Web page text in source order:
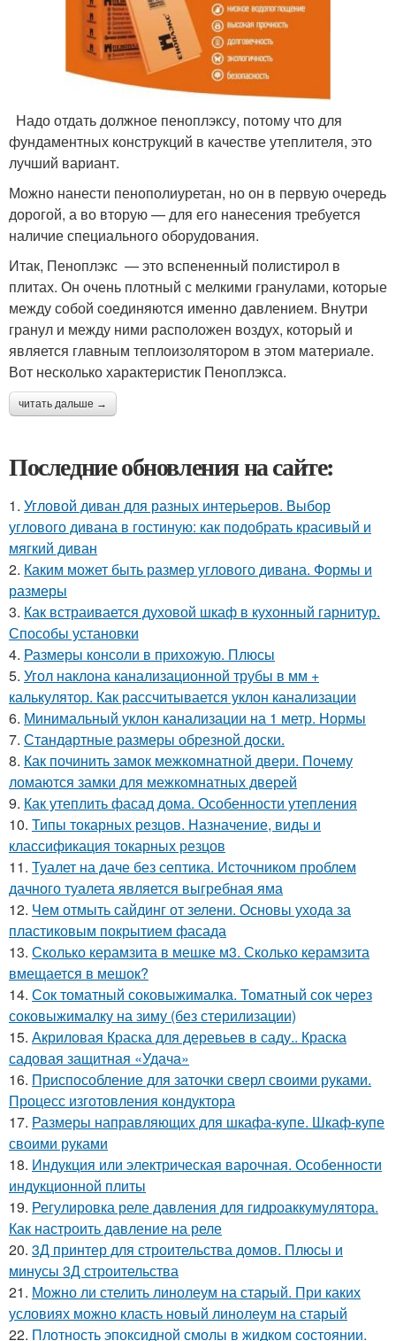
Надо отдать должное пеноплэксу, потому что для
фундаментных конструкций в качестве утеплителя, это
лучший вариант.
Можно нанести пенополиуретан, но он в первую очередь
дорогой, а во вторую — для его нанесения требуется
наличие специального оборудования.
Итак, Пеноплэкс — это вспененный полистирол в
плитах. Он очень плотный с мелкими гранулами, которые
между собой соединяются именно давлением. Внутри
гранул и между ними расположен воздух, который и
является главным теплоизолятором в этом материале.
Вот несколько характеристик Пеноплэкса.
читать дальше →
Последние обновления на сайте:
1. Угловой диван для разных интерьеров. Выбор
углового дивана в гостиную: как подобрать красивый и
мягкий диван
2. Каким может быть размер углового дивана. Формы и
размеры
3. Как встраивается духовой шкаф в кухонный гарнитур.
Способы установки
4. Размеры консоли в прихожую. Плюсы
5. Угол наклона канализационной трубы в мм +
калькулятор. Как рассчитывается уклон канализации
6. Минимальный уклон канализации на 1 метр. Нормы
7. Стандартные размеры обрезной доски.
8. Как починить замок межкомнатной двери. Почему
ломаются замки для межкомнатных дверей
9. Как утеплить фасад дома. Особенности утепления
10. Типы токарных резцов. Назначение, виды и
классификация токарных резцов
11. Туалет на даче без септика. Источником проблем
дачного туалета является выгребная яма
12. Чем отмыть сайдинг от зелени. Основы ухода за
пластиковым покрытием фасада
13. Сколько керамзита в мешке м3. Сколько керамзита
вмещается в мешок?
14. Сок томатный соковыжималка. Томатный сок через
соковыжималку на зиму (без стерилизации)
15. Акриловая Краска для деревьев в саду.. Краска
садовая защитная «Удача»
16. Приспособление для заточки сверл своими руками.
Процесс изготовления кондуктора
17. Размеры направляющих для шкафа-купе. Шкаф-купе
своими руками
18. Индукция или электрическая варочная. Особенности
индукционной плиты
19. Регулировка реле давления для гидроаккумулятора.
Как настроить давление на реле
20. 3Д принтер для строительства домов. Плюсы и
минусы 3Д строительства
21. Можно ли стелить линолеум на старый. При каких
условиях можно класть новый линолеум на старый
22. Плотность эпоксидной смолы в жидком состоянии.